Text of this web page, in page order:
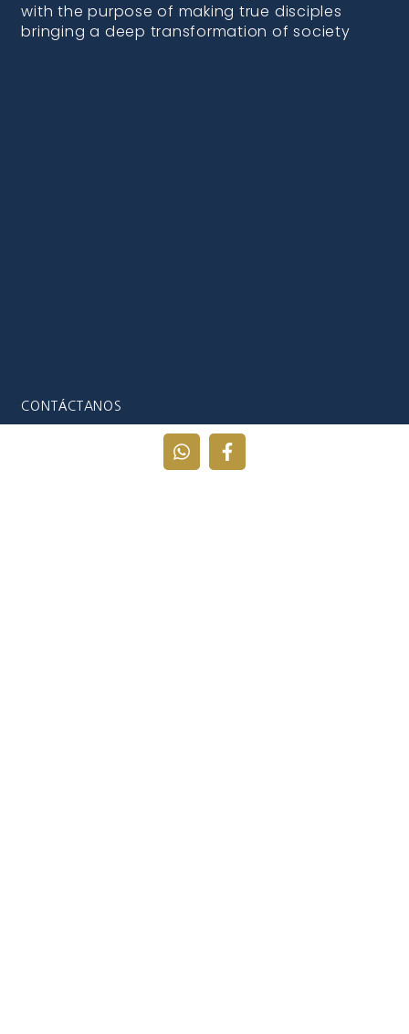
with the purpose of making true disciples
bringing a deep transformation of society
CONTÁCTANOS
info@tiempodeconectar.com